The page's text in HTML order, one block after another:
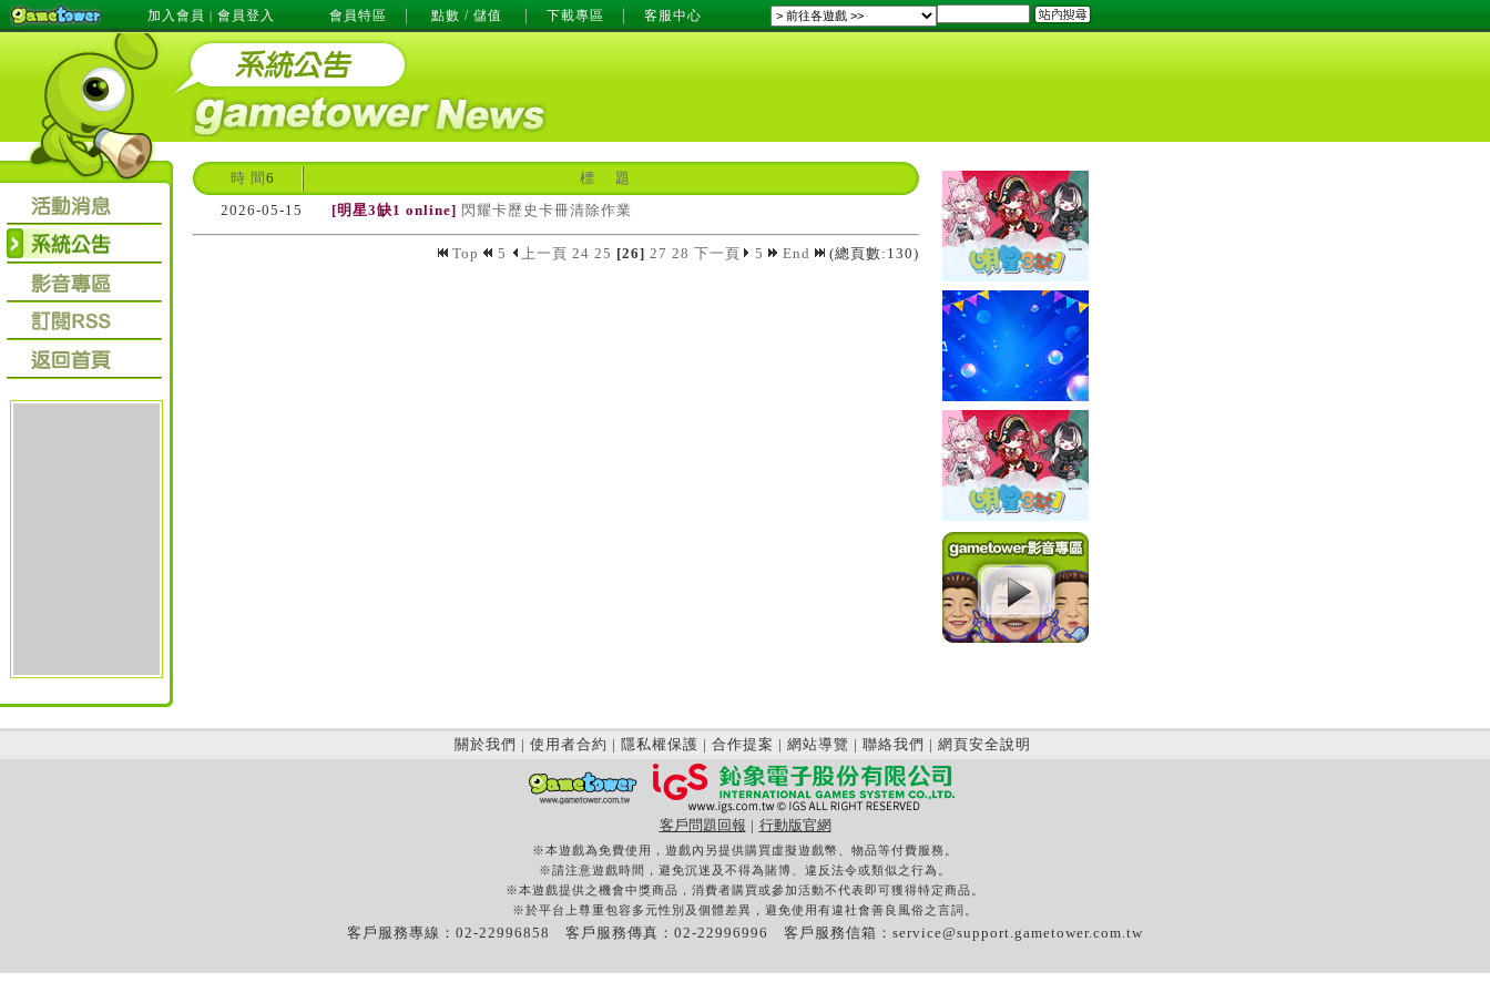
加入會員 | 會員登入 會員特區 點數 / 儲值 下載專區 客服中心
時 間 6
標 題
2026-05-15
[明星3缺1 online] 閃耀卡歷史卡冊清除作業
Top 5 上一頁 24 25 [26] 27 28 下一頁 5 End (總頁數:130)
關於我們 | 使用者合約 | 隱私權保護 | 合作提案 | 網站導覽 | 聯絡我們 | 網頁安全說明
客戶問題回報 | 行動版官網
※本遊戲為免費使用，遊戲內另提供購買虛擬遊戲幣、物品等付費服務。
※請注意遊戲時間，避免沉迷及不得為賭博、違反法令或類似之行為。
※本遊戲提供之機會中獎商品，消費者購買或參加活動不代表即可獲得特定商品。
※於平台上尊重包容多元性別及個體差異，避免使用有違社會善良風俗之言詞。
客戶服務專線：02-22996858 客戶服務傳真：02-22996996 客戶服務信箱： service@support.gametower.com.tw